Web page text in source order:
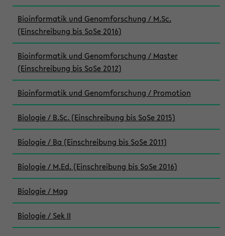
Bioinformatik und Genomforschung / M.Sc.
(Einschreibung bis SoSe 2016)
Bioinformatik und Genomforschung / Master
(Einschreibung bis SoSe 2012)
Bioinformatik und Genomforschung / Promotion
Biologie / B.Sc. (Einschreibung bis SoSe 2015)
Biologie / Ba (Einschreibung bis SoSe 2011)
Biologie / M.Ed. (Einschreibung bis SoSe 2016)
Biologie / Mag
Biologie / Sek II